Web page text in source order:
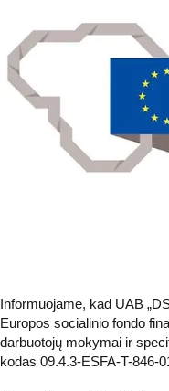
Informuojame, kad UAB
Europos socialinio fondo
darbuotojų mokymai ir
kodas 09.4.3-ESFA-T-846-